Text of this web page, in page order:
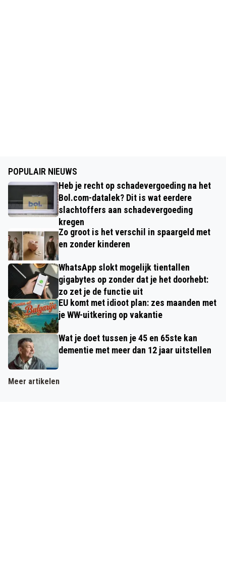
POPULAIR NIEUWS
Heb je recht op schadevergoeding na het
Bol.com-datalek? Dit is wat eerdere
slachtoffers aan schadevergoeding
kregen
Zo groot is het verschil in spaargeld met
en zonder kinderen
WhatsApp slokt mogelijk tientallen
gigabytes op zonder dat je het doorhebt:
zo zet je de functie uit
EU komt met idioot plan: zes maanden met
je WW-uitkering op vakantie
Wat je doet tussen je 45 en 65ste kan
dementie met meer dan 12 jaar uitstellen
Meer artikelen